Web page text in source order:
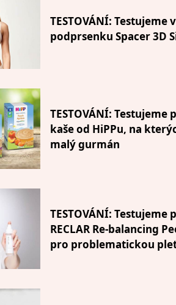
TESTOVÁNÍ: Testujeme
podprsenku Spacer 3D
TESTOVÁNÍ:
kaše od HiPPu, na
malý gurmán
TESTOVÁNÍ:
RECLAR Re-balancing
pro problematickou